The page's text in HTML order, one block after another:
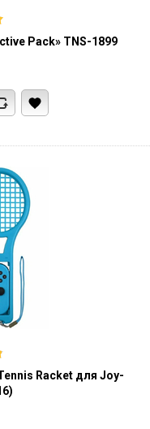
Pack» TNS-1899
Racket для Joy-